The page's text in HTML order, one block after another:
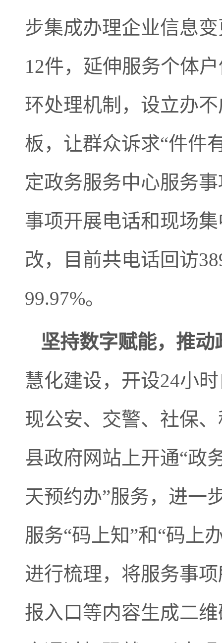
步集成办理企业信息
12件，延伸服务个体
环处理机制，设立办
板，让群众诉求“件件
定政务服务中心服务
事项开展电话和现场
改，目前共电话回访
99.97%。
坚持数字赋能，推
慧化建设，开设24小
现公安、交警、社保
县政府网站上开通“政
天预约办”服务，进一
服务“码上知”和“码上
进行梳理，将服务事
报入口等内容生成二